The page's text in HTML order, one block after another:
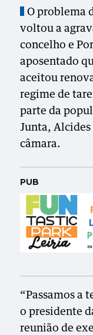
O problema
voltou a
concelho e
aposentado
aceitou
regime de
parte da
Junta,
câmara.
PUB
“Passamos a
o presidente
reunião de